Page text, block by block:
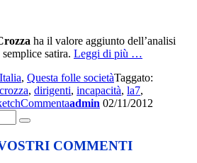
ha il valore aggiunto dell’analisi
satira. Leggi di più
di
Vitti
a
LA7
…
, Questa folle societàTaggato:
crozza, dirigenti, incapacità, la7,
Commentaadmin 02/11/2012
COMMENTI